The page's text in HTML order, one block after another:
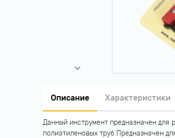
Описание Характеристики
Данный инструмент предназначен для
полиэтиленовых труб Предназначен